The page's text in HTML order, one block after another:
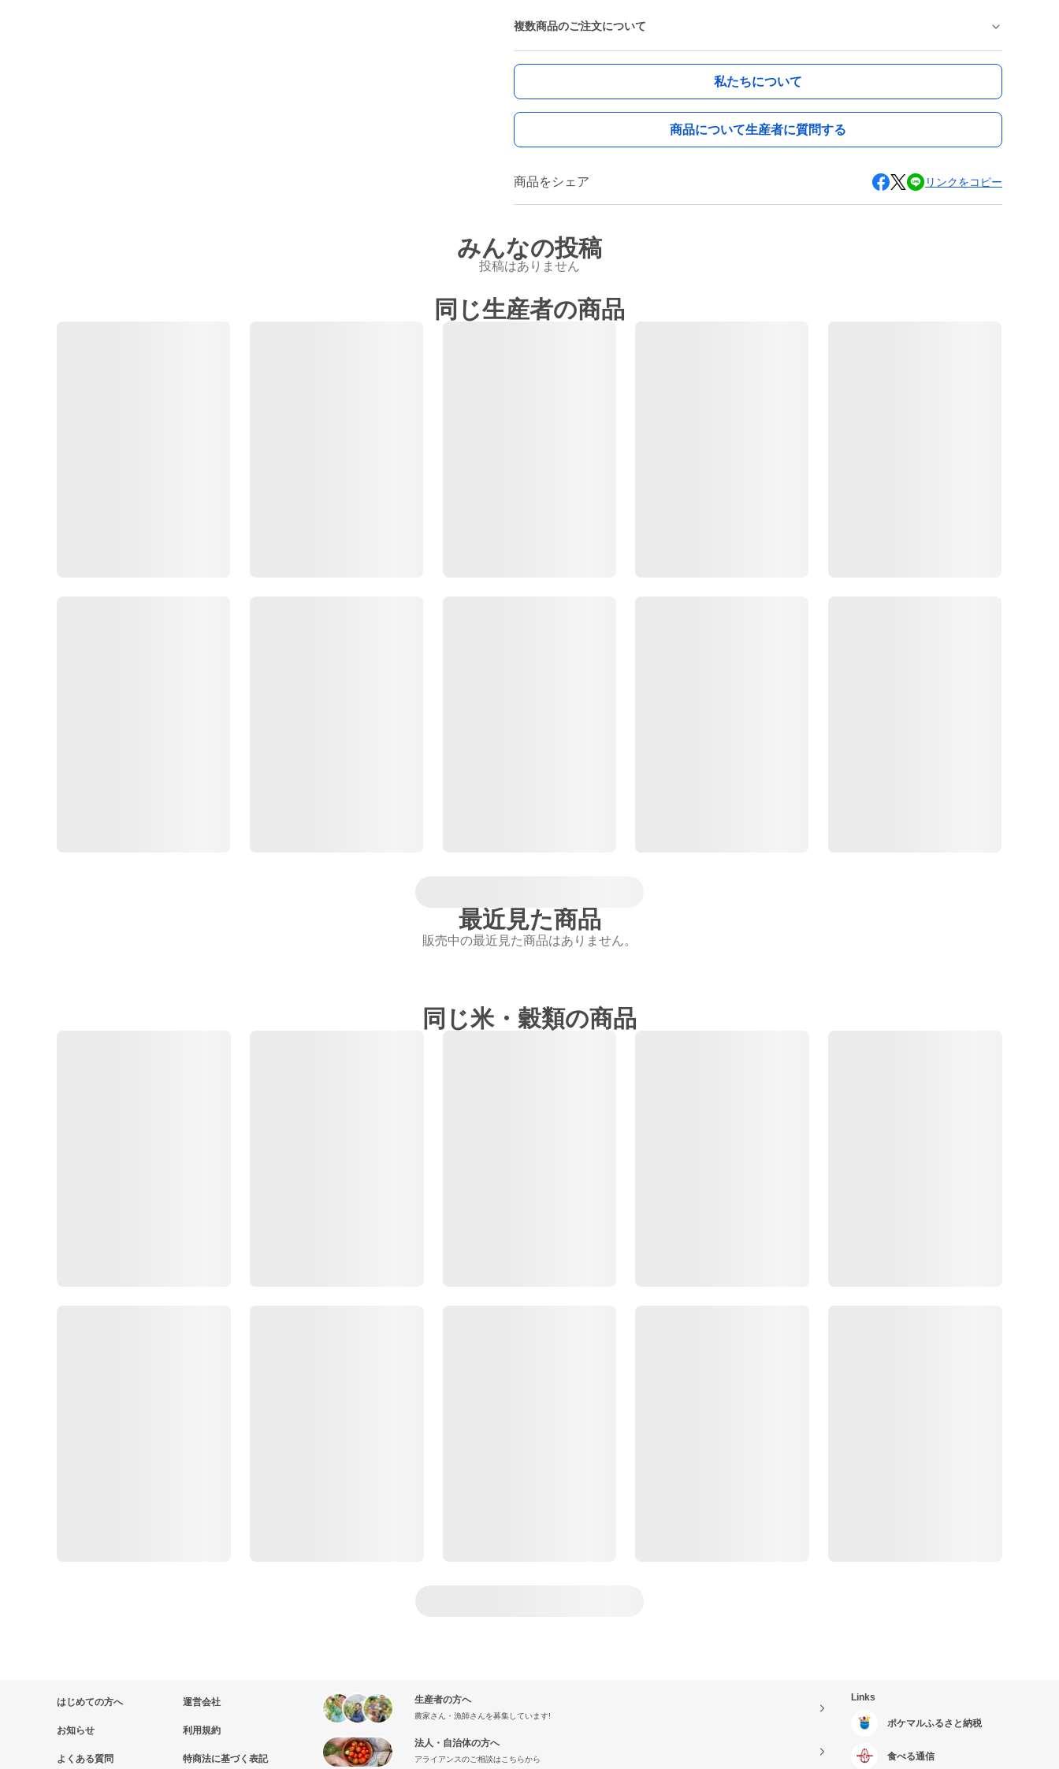
複数商品のご注文について
私たちについて
商品について生産者に質問する
商品をシェア リンクをコピー
みんなの投稿
投稿はありません
同じ生産者の商品
最近見た商品
販売中の最近見た商品はありません。
同じ米・穀類の商品
はじめての方へ
お知らせ
よくある質問
運営会社
利用規約
特商法に基づく表記
生産者の方へ
農家さん・漁師さんを募集しています!
法人・自治体の方へ
アライアンスのご相談はこちらから
Links
ポケマルふるさと納税
食べる通信